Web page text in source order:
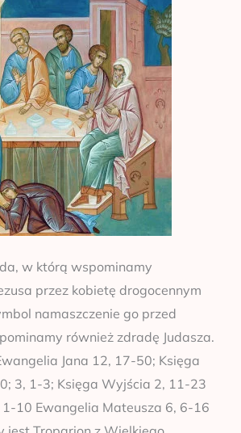
w którą wspominamy
przez kobietę drogocennym
namaszczenie go przed
również zdradę Judasza.
Jana 12, 17-50; Księga
3, 1-3; Księga Wyjścia 2, 11-23
1-10 Ewangelia Mateusza 6, 6-16